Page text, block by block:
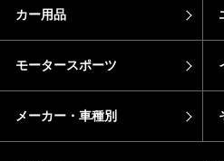
カー用品
モータースポーツ
メーカー・車種別